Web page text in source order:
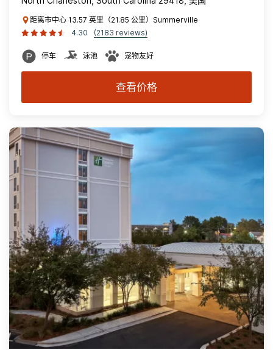
距离市中心 13.57 英里（21.85 公里）Summerville
4.30
(2183 reviews)
停车 泳池 宠物友好
查看价格